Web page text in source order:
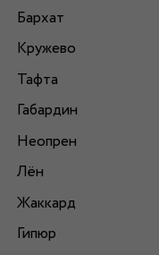
Бархат
Кружево
Тафта
Габардин
Неопрен
Лён
Жаккард
Гипюр